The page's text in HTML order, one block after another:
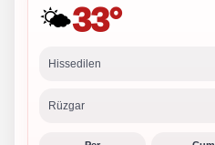
🌤️33°
Hissedilen
Rüzgar